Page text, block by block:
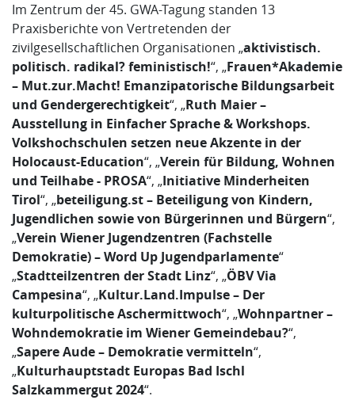
Im Zentrum der 45. GWA-Tagung standen 13
Praxisberichte von Vertretenden der
zivilgesellschaftlichen Organisationen „aktivistisch.
politisch. radikal? feministisch!“, „Frauen*Akademie
– Mut.zur.Macht! Emanzipatorische Bildungsarbeit
und Gendergerechtigkeit“, „Ruth Maier –
Ausstellung in Einfacher Sprache & Workshops.
Volkshochschulen setzen neue Akzente in der
Holocaust-Education“, „Verein für Bildung, Wohnen
und Teilhabe - PROSA“, „Initiative Minderheiten
Tirol“, „beteiligung.st – Beteiligung von Kindern,
Jugendlichen sowie von Bürgerinnen und Bürgern“,
„Verein Wiener Jugendzentren (Fachstelle
Demokratie) – Word Up Jugendparlamente“
„Stadtteilzentren der Stadt Linz“, „ÖBV Via
Campesina“, „Kultur.Land.Impulse – Der
kulturpolitische Aschermittwoch“, „Wohnpartner –
Wohndemokratie im Wiener Gemeindebau?“,
„Sapere Aude – Demokratie vermitteln“,
„Kulturhauptstadt Europas Bad Ischl
Salzkammergut 2024“.